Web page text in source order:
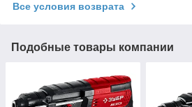
Все условия возврата
Подобные товары компании